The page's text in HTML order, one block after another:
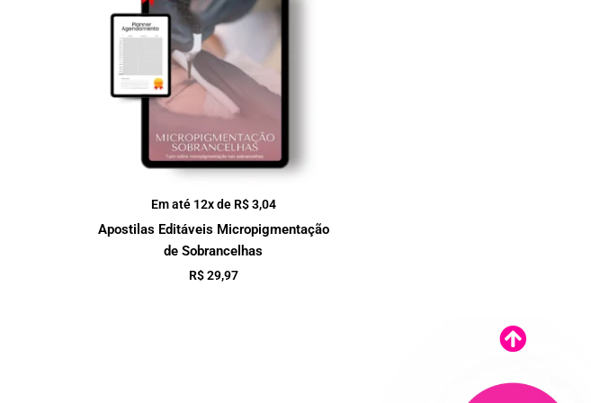
Em até 12x de R$3,04
Apostilas Editáveis Micropigmentação
de Sobrancelhas
R$29,97